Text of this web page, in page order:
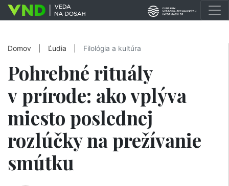
Domov Ľudia Filológia a kultúra
Pohrebné rituály
v prírode: ako vplýva
miesto poslednej
rozlúčky na prežívanie
smútku